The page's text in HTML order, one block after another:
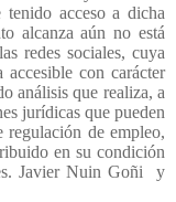
acceso a dicha
alcanza aún no está
redes sociales, cuya
con carácter
análisis que realiza, a
jurídicas que pueden
regulación de empleo,
en su condición
Javier Nuin Goñi
y